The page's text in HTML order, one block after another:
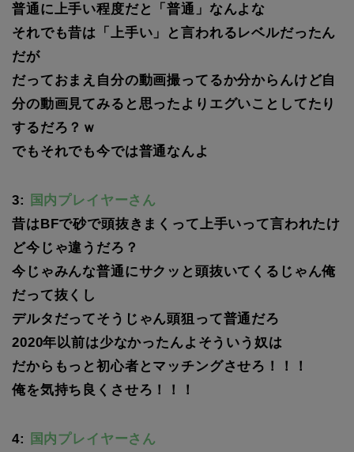
普通に上手い程度だと「普通」なんよな
それでも昔は「上手い」と言われるレベルだったん
だが
だっておまえ自分の動画撮ってるか分からんけど自
分の動画見てみると思ったよりエグいことしてたり
するだろ？ｗ
でもそれでも今では普通なんよ
3:
国内プレイヤーさん
昔はBFで砂で頭抜きまくって上手いって言われたけ
ど今じゃ違うだろ？
今じゃみんな普通にサクッと頭抜いてくるじゃん俺
だって抜くし
デルタだってそうじゃん頭狙って普通だろ
2020年以前は少なかったんよそういう奴は
だからもっと初心者とマッチングさせろ！！！
俺を気持ち良くさせろ！！！
4:
国内プレイヤーさん